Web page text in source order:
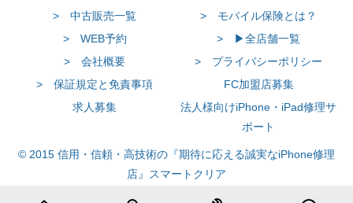
> 中古販売一覧
> モバイル保険とは？
> WEB予約
> ▶全店舗一覧
> 会社概要
> プライバシーポリシー
> 保証規定と免責事項
FC加盟店募集
求人募集
法人様向けiPhone・iPad修理サ
ポート
© 2015 信用・信頼・高技術の『期待に応える誠実なiPhone修理
店』スマートクリア